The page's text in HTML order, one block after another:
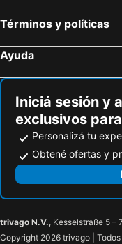
Términos y políticas
Ayuda
Iniciá sesión y
exclusivos
Personalizá tu
Obtené ofertas y
trivago N.V., Kesselstraße 5 –
Copyright 2026 trivago |